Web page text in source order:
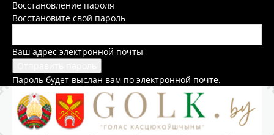
Восстановление пароля
Восстановите свой пароль
Ваш адрес электронной почты
Пароль будет выслан вам по электронной почте.